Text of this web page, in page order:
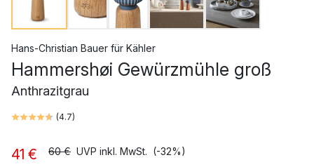
Hans-Christian Bauer für Kähler
Hammershøi Gewürzmühle groß
Anthrazitgrau
(4.7)
41 € 60 € UVP inkl. MwSt. (-32%)